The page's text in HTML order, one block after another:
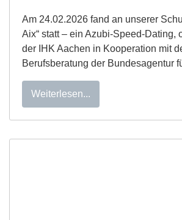
Am 24.02.2026 fand an unserer
Aix“ statt – ein Azubi-Speed-Dating,
der IHK Aachen in Kooperation mit
Berufsberatung der Bundesagentur
Weiterlesen...